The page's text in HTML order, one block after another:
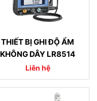
THIẾT BỊ GHI ĐỘ ẨM
KHÔNG DÂY LR8514
Liên hệ